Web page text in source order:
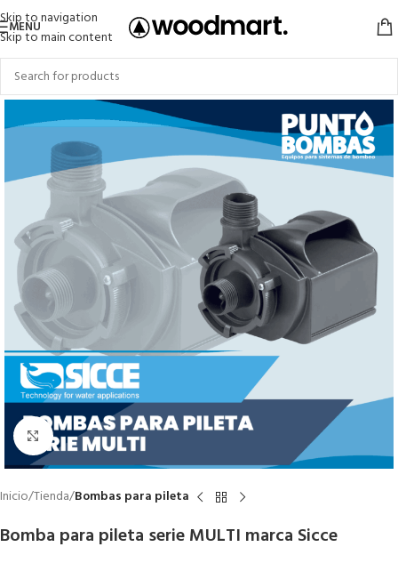
Skip to navigation
Skip to main content
MENU
Click to enlarge
Inicio Tienda Bombas para pileta
Bomba para pileta serie MULTI marca Sicce